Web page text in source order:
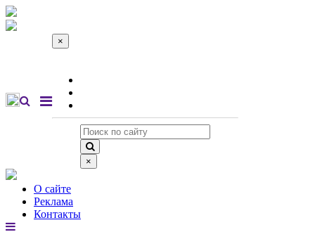
×
×
О сайте
Реклама
Контакты